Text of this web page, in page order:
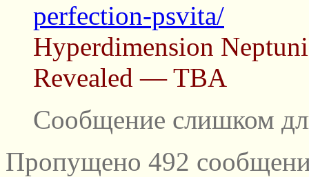
perfection-psvita/
Hyperdimension
Revealed — TBA
Сообщение слишком
Пропущено 492